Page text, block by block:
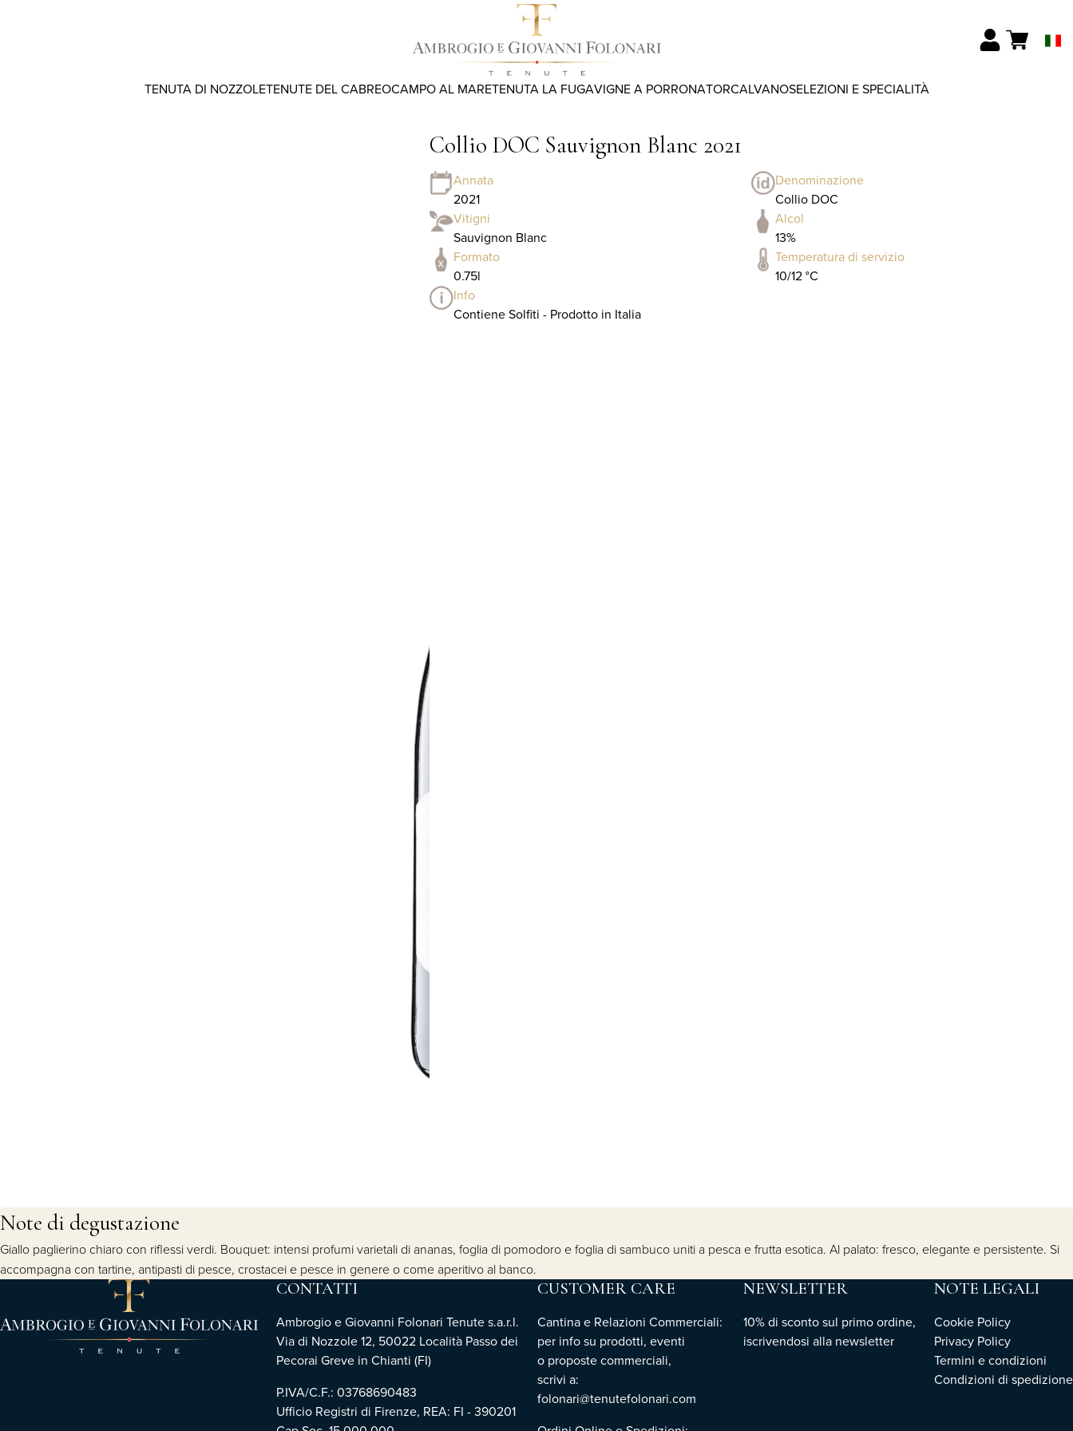
TENUTA DI NOZZOLETENUTE DEL CABREOCAMPO AL MARETENUTA LA FUGAVIGNE A PORRONATORCALVANOSELEZIONI E SPECIALITÀ
Collio DOC Sauvignon Blanc 2021
Annata
2021
Denominazione
Collio DOC
Vitigni
Sauvignon Blanc
Alcol
13%
Formato
0.75l
Temperatura di servizio
10/12 °C
Info
Contiene Solfiti - Prodotto in Italia
Note di degustazione
Giallo paglierino chiaro con riflessi verdi. Bouquet: intensi profumi varietali di ananas, foglia di pomodoro e foglia di sambuco uniti a pesca e frutta esotica. Al palato: fresco, elegante e persistente. Si
accompagna con tartine, antipasti di pesce, crostacei e pesce in genere o come aperitivo al banco.
CONTATTI
Ambrogio e Giovanni Folonari Tenute s.a.r.l.
Via di Nozzole 12, 50022 Località Passo dei
Pecorai Greve in Chianti (FI)
P.IVA/C.F.: 03768690483
Ufficio Registri di Firenze, REA: FI - 390201
CUSTOMER CARE
Cantina e Relazioni Commerciali:
per info su prodotti, eventi
o proposte commerciali,
scrivi a:
folonari@tenutefolonari.com
NEWSLETTER
10% di sconto sul primo ordine,
iscrivendosi alla newsletter
NOTE LEGALI
Cookie Policy
Privacy Policy
Termini e condizioni
Condizioni di spedizione